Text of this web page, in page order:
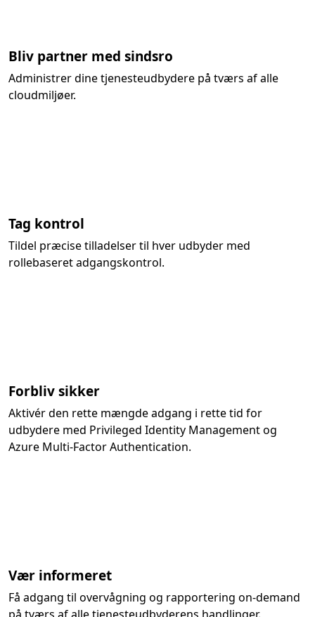
Bliv partner med sindsro
Administrer dine tjenesteudbydere på tværs af alle
cloudmiljøer.
Tag kontrol
Tildel præcise tilladelser til hver udbyder med
rollebaseret adgangskontrol.
Forbliv sikker
Aktivér den rette mængde adgang i rette tid for
udbydere med Privileged Identity Management og
Azure Multi-Factor Authentication.
Vær informeret
Få adgang til overvågning og rapportering on-demand